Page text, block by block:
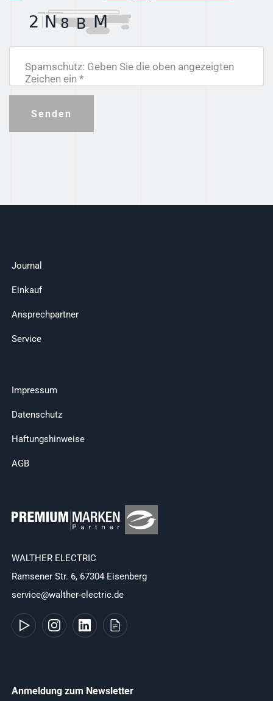
Spamschutz: Geben Sie die oben angezeigten
Zeichen ein *
Senden
Journal
Einkauf
Ansprechpartner
Service
Impressum
Datenschutz
Haftungshinweise
AGB
WALTHER ELECTRIC
Ramsener Str. 6, 67304 Eisenberg
service@walther-electric.de
Anmeldung zum Newsletter